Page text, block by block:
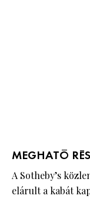
MEGHATÓ
A Sotheby’s
elárult a kabát